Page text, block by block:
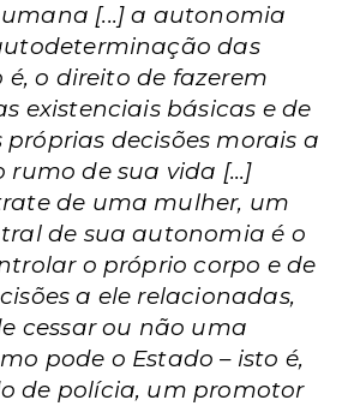
[...] a autonomia
das
é, o direito de fazerem
existenciais básicas e de
decisões morais a
rumo de sua vida [...]
de uma mulher, um
de sua autonomia é o
o próprio corpo e de
a ele relacionadas,
cessar ou não uma
pode o Estado – isto é,
de polícia, um promotor